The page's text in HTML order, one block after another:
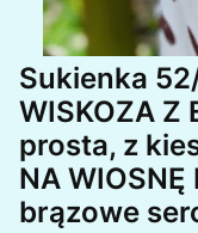
Sukienka
WISKOZA Z
prosta, z
NA
brązowe